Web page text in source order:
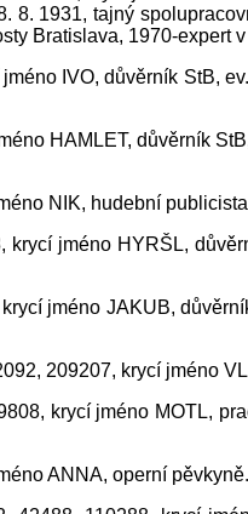
1931, tajný
Bratislava, 1970-
IVO, důvěrník StB,
HAMLET, důvěrník
NIK, hudební
jméno HYRŠL,
jméno JAKUB,
209207, krycí jméno
krycí jméno MOTL,
ANNA, operní